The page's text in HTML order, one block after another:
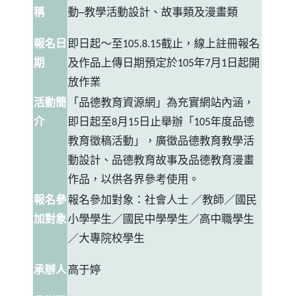
稱
動─教學活動設計、故事類及漫畫類
報名日
期
即日起～至105.8.15截止，線上註冊報名
及作品上傳日期預定於105年7月 1 日起開
放作業
活動簡
介
「品德教育資源網」為充實網站內涵，
即日起至8月 15 日止舉辦「 105年度品德
教育徵稿活動」，廣徵品德教育教學活
動設計、品德教育故事及品德教育漫畫
作品，以供各界參考使用。
報名參
加對象
報名參加對象：社會人士 ／教師／國民
小學學生／國民中學學生／高中職學生
／大專院校學生
承辦人高于婷